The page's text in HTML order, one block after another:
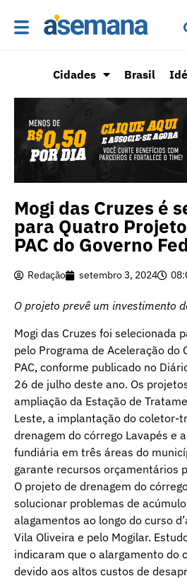
Cidades Brasil
Mogi das Cruzes é
para Quatro
PAC do Governo
Redação setembro 3, 2024
O projeto prevê um investimento
Mogi das Cruzes foi selecionada
pelo Programa de Aceleração do
PAC, conforme publicado no
26 de julho deste ano. Os
ampliação da Estação de
Leste, a implantação do coletor-
drenagem do córrego Lavapés e
fundiária em três áreas do
garante recursos orçamentários
O projeto de drenagem do
solucionar problemas de
alagamentos ao longo do curso
Vila Oliveira e pelo Mogilar.
indicaram que o alargamento do
devido aos altos custos de